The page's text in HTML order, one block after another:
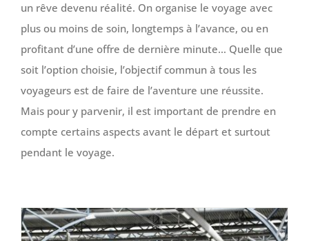
un rêve devenu réalité. On organise le voyage avec
plus ou moins de soin, longtemps à l’avance, ou en
profitant d’une offre de dernière minute… Quelle que
soit l’option choisie, l’objectif commun à tous les
voyageurs est de faire de l’aventure une réussite.
Mais pour y parvenir, il est important de prendre en
compte certains aspects avant le départ et surtout
pendant le voyage.